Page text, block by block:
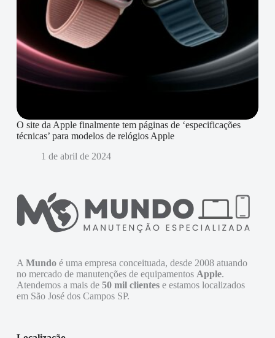
O site da Apple finalmente tem páginas de ‘especificações
técnicas’ para modelos de relógios Apple
1 de abril de 2024
A Mundoé uma empresa conceituada, desde 2008 atuando
no mercado de manutenções de equipamentos Apple.
Atendemos a mais de 50 mil clientese estamos localizados
em São José dos Campos SP.